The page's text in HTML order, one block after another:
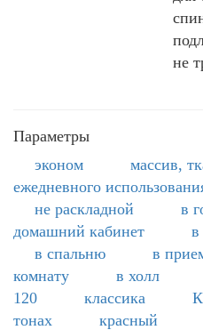
не
Параметры
эконом
массив,
ежедневного
не раскладной
в
домашний кабинет
в
в спальню
в
комнату
в холл
120
классика
тонах
красный